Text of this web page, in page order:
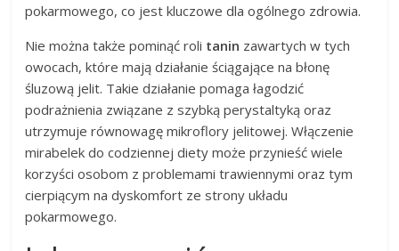
pokarmowego, co jest kluczowe dla ogólnego zdrowia.
Nie można także pominąć roli tanin zawartych w tych
owocach, które mają działanie ściągające na błonę
śluzową jelit. Takie działanie pomaga łagodzić
podrażnienia związane z szybką perystaltyką oraz
utrzymuje równowagę mikroflory jelitowej. Włączenie
mirabelek do codziennej diety może przynieść wiele
korzyści osobom z problemami trawiennymi oraz tym
cierpiącym na dyskomfort ze strony układu
pokarmowego.